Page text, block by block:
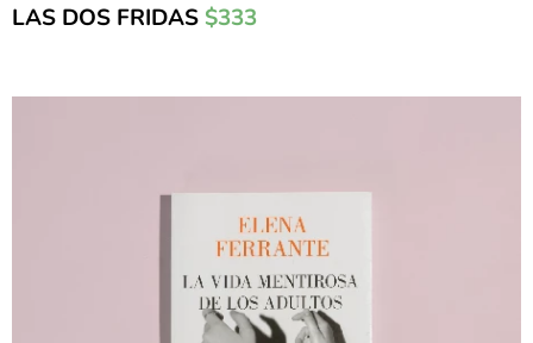
LAS DOS FRIDAS $333